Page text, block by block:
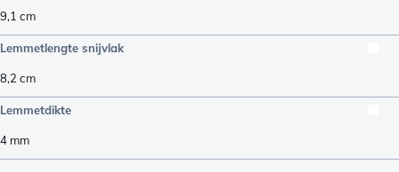
9,1 cm
Lemmetlengte snijvlak
8,2 cm
Lemmetdikte
4 mm